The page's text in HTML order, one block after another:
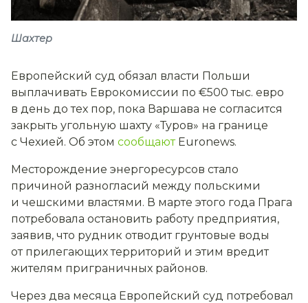
Шахтер
Европейский суд обязал власти Польши
выплачивать Еврокомиссии по €500 тыс. евро
в день до тех пор, пока Варшава не согласится
закрыть угольную шахту «Туров» на границе
с Чехией. Об этом сообщаютEuronews.
Месторождение энергоресурсов стало
причиной разногласий между польскими
и чешскими властями. В марте этого года Прага
потребовала остановить работу предприятия,
заявив, что рудник отводит грунтовые воды
от прилегающих территорий и этим вредит
жителям приграничных районов.
Через два месяца Европейский суд потребовал